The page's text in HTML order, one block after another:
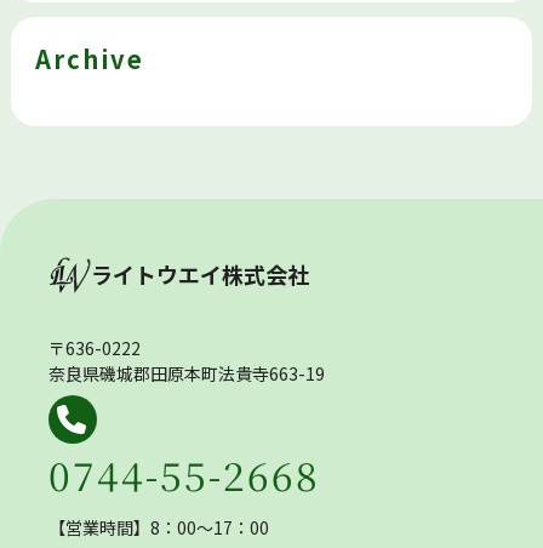
Archive
ライトウエイ株式会社
〒636-0222
奈良県磯城郡田原本町法貴寺663-19
0744-55-2668
【営業時間】8：00～17：00